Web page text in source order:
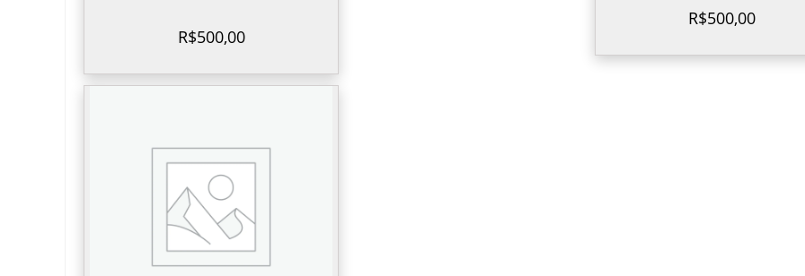
R$500,00
R$500,00